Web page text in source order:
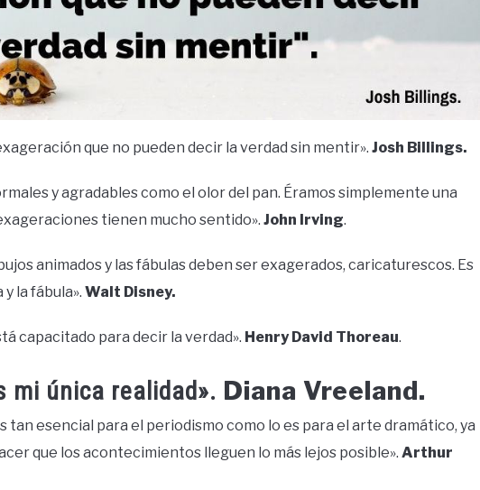
que no pueden decir la verdad sin mentir». Josh Billings.
y agradables como el olor del pan. Éramos simplemente una
tienen mucho sentido». John Irving.
animados y las fábulas deben ser exagerados, caricaturescos. Es
la fábula». Walt Disney.
capacitado para decir la verdad». Henry David Thoreau.
mi única realidad». Diana Vreeland.
tan esencial para el periodismo como lo es para el arte dramático, ya
que los acontecimientos lleguen lo más lejos posible». Arthur